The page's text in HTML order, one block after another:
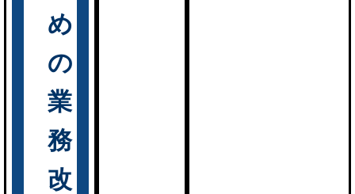
め
の
業
務
改